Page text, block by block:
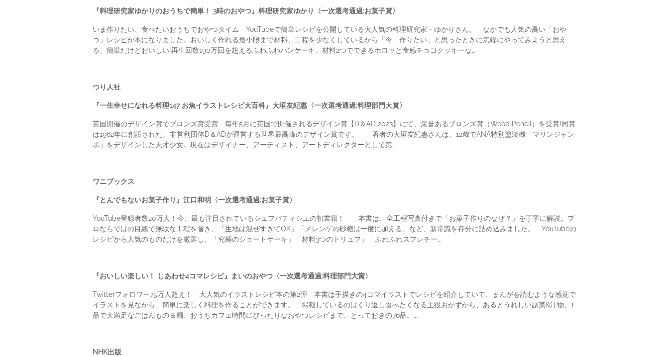
『料理研究家ゆかりのおうちで簡単！ 3時のおやつ』料理研究家ゆかり〈一次選考通過:お菓子賞〉
いま作りたい、食べたいおうちでおやつタイム YouTubeで簡単レシピを公開している大人気の料理研究家・ゆかりさん。 なかでも人気の高い「おや
つ」レシピが本になりました。おいしく作れる最小限まで材料、工程を少なくしているから「今、作りたい」と思ったときに気軽にやってみようと思え
る、簡単だけどおいしい!再生回数190万回を超えるふわふわパンケーキ、材料2つでできるホロッと食感チョコクッキーな…
つり人社
『一生幸せになれる料理147 お魚イラストレシピ大百科』大垣友紀惠〈一次選考通過:料理部門大賞〉
英国開催のデザイン賞でブロンズ賞受賞 毎年5月に英国で開催されるデザイン賞【D＆AD 2023】にて、栄誉あるブロンズ賞（Wood Pencil）を受賞!同賞
は1962年に創設された、非営利団体D＆ADが運営する世界最高峰のデザイン賞です。 著者の大垣友紀惠さんは、12歳でANA特別塗装機「マリンジャン
ボ」をデザインした天才少女。現在はデザイナー、アーティスト、アートディレクターとして第…
ワニブックス
『とんでもないお菓子作り』江口和明〈一次選考通過:お菓子賞〉
YouTube登録者数20万人！今、最も注目されているシェフパティシエの初書籍！ 本書は、全工程写真付きで「お菓子作りのなぜ？」を丁寧に解説。プ
ロならではの目線で無駄な工程を省き、「生地は混ぜすぎてOK」「メレンゲの砂糖は一度に加える」など、新常識を存分に詰め込みました。 YouTubeの
レシピから人気のものだけを厳選し、「究極のショートケーキ」「材料3つのトリュフ」「ふわふわスフレチー…
『おいしい楽しい！ しあわせ4コマレシピ』まいのおやつ〈一次選考通過:料理部門大賞〉
Twitterフォロワー75万人超え！ 大人気のイラストレシピ本の第2弾 本書は手描きの4コマイラストでレシピを紹介していて、まんがを読むような感覚で
イラストを見ながら、簡単に楽しく料理を作ることができます。 掲載しているのはくり返し食べたくなる主役おかずから、あるとうれしい副菜&汁物、1
品で大満足なごはんもの＆麺、おうちカフェ時間にぴったりなおやつレシピまで、とっておきの76品。…
NHK出版